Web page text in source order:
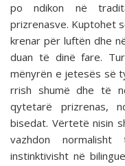
po ndikon në
prizrenasve. Kuptohet
krenar për luftën dhe
duan të dinë fare.
mënyrën e jetesës së
rrish shumë dhe të
qytetarë prizrenas,
bisedat. Vërtetë nisin
vazhdon
instinktivisht në